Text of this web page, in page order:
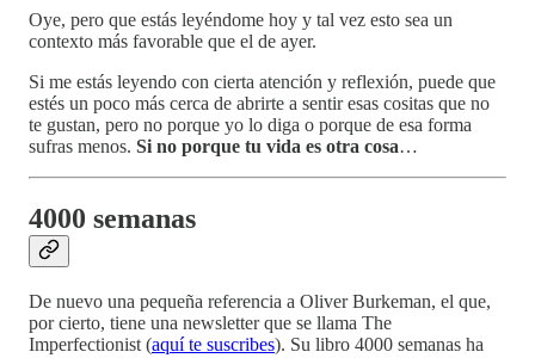
Oye, pero que estás leyéndome hoy y tal vez esto sea un
contexto más favorable que el de ayer.
Si me estás leyendo con cierta atención y reflexión, puede que
estés un poco más cerca de abrirte a sentir esas cositas que no
te gustan, pero no porque yo lo diga o porque de esa forma
sufras menos. Si no porque tu vida es otra cosa…
4000 semanas
De nuevo una pequeña referencia a Oliver Burkeman, el que,
por cierto, tiene una newsletter que se llama The
Imperfectionist (aquí te suscribes). Su libro 4000 semanas ha